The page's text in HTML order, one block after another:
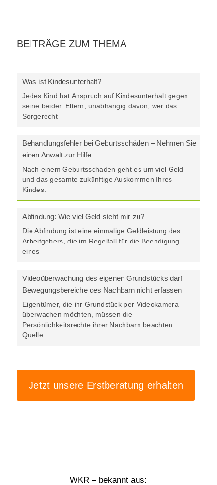
BEITRÄGE ZUM THEMA
Was ist Kindesunterhalt?
Jedes Kind hat Anspruch auf Kindesunterhalt gegen
seine beiden Eltern, unabhängig davon, wer das
Sorgerecht
Behandlungsfehler bei Geburtsschäden – Nehmen Sie
einen Anwalt zur Hilfe
Nach einem Geburtsschaden geht es um viel Geld
und das gesamte zukünftige Auskommen Ihres
Kindes.
Abfindung: Wie viel Geld steht mir zu?
Die Abfindung ist eine einmalige Geldleistung des
Arbeitgebers, die im Regelfall für die Beendigung
eines
Videoüberwachung des eigenen Grundstücks darf
Bewegungsbereiche des Nachbarn nicht erfassen
Eigentümer, die ihr Grundstück per Videokamera
überwachen möchten, müssen die
Persönlichkeitsrechte ihrer Nachbarn beachten.
Quelle:
Jetzt unsere Erstberatung erhalten
WKR – bekannt aus: